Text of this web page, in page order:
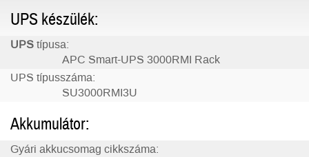
UPS készülék:
UPS típusa:
APC Smart-UPS 3000RMI Rack
UPS típusszáma:
SU3000RMI3U
Akkumulátor:
Gyári akkucsomag cikkszáma: